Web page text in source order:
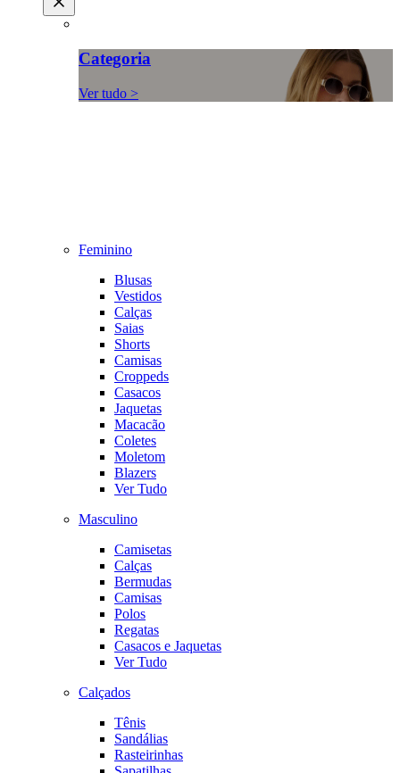
Categoria
Ver tudo >
Feminino
Blusas
Vestidos
Calças
Saias
Shorts
Camisas
Croppeds
Casacos
Jaquetas
Macacão
Coletes
Moletom
Blazers
Ver Tudo
Masculino
Camisetas
Calças
Bermudas
Camisas
Polos
Regatas
Casacos e Jaquetas
Ver Tudo
Calçados
Tênis
Sandálias
Rasteirinhas